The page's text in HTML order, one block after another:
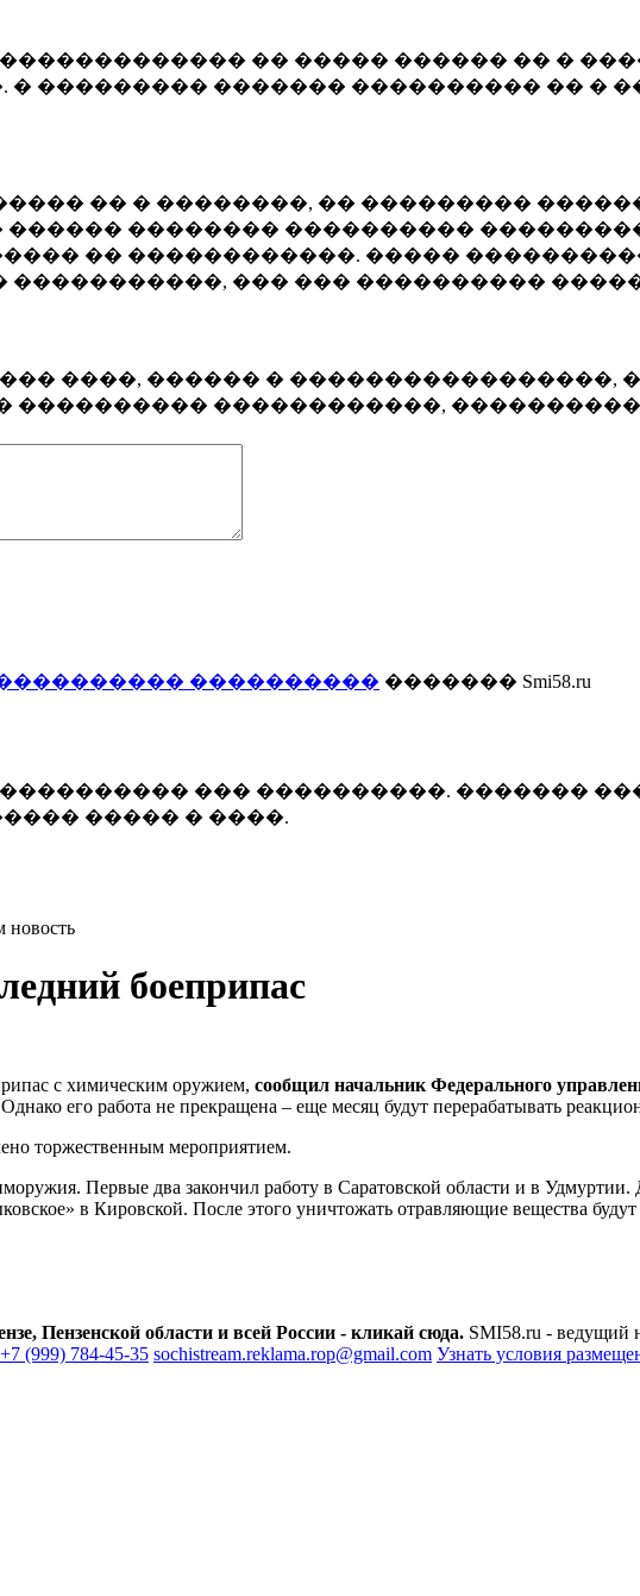
�� ����� ������ �� �
��������� ������� ���������� �� �
�� � ��������, �� ���������
�������� ����������
�� ������������. �����
�����������, ��� ��� ����������
����, ������ � �����������������,
���������� ������������,
���������� ������� Smi58.ru
��� ����������. �������
����� � ����.
новость
боеприпас
с химическим оружием, сообщил начальник Федерального
Однако его работа не прекращена – еще месяц будут перерабатывать
торжественным мероприятием.
Первые два закончил работу в Саратовской области и в Удмуртии.
в Кировской. После этого уничтожать отравляющие вещества
Пензенской области и всей России - кликай сюда. SMI58.ru - ведущий
+7 (999) 784-45-35 sochistream.reklama.rop@gmail.com Узнать условия